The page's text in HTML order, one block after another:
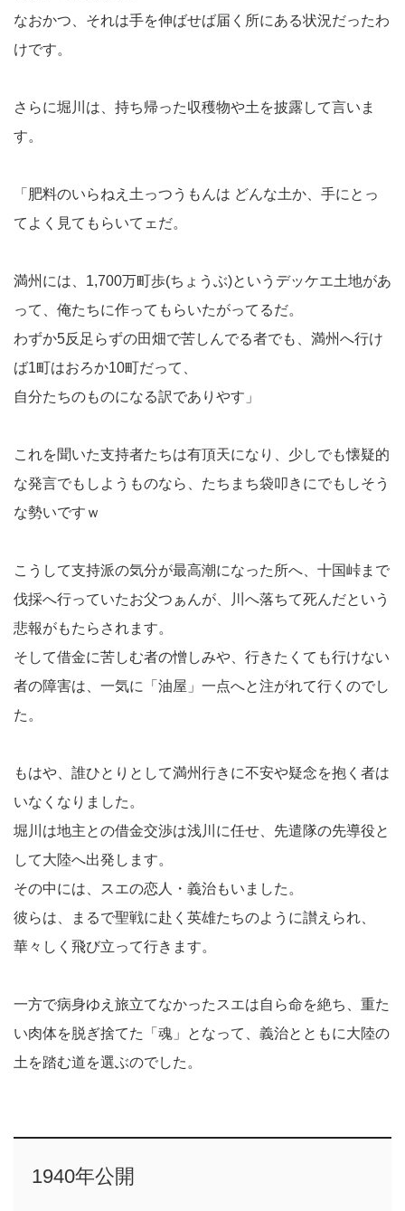
なおかつ、それは手を伸ばせば届く所にある状況だったわ
けです。
さらに堀川は、持ち帰った収穫物や土を披露して言いま
す。
「肥料のいらねえ土っつうもんは どんな土か、手にとっ
てよく見てもらいてェだ。
満州には、1,700万町歩(ちょうぶ)というデッケエ土地があ
って、俺たちに作ってもらいたがってるだ。
わずか5反足らずの田畑で苦しんでる者でも、満州へ行け
ば1町はおろか10町だって、
自分たちのものになる訳でありやす」
これを聞いた支持者たちは有頂天になり、少しでも懐疑的
な発言でもしようものなら、たちまち袋叩きにでもしそう
な勢いですｗ
こうして支持派の気分が最高潮になった所へ、十国峠まで
伐採へ行っていたお父つぁんが、川へ落ちて死んだという
悲報がもたらされます。
そして借金に苦しむ者の憎しみや、行きたくても行けない
者の障害は、一気に「油屋」一点へと注がれて行くのでし
た。
もはや、誰ひとりとして満州行きに不安や疑念を抱く者は
いなくなりました。
堀川は地主との借金交渉は浅川に任せ、先遣隊の先導役と
して大陸へ出発します。
その中には、スエの恋人・義治もいました。
彼らは、まるで聖戦に赴く英雄たちのように讃えられ、
華々しく飛び立って行きます。
一方で病身ゆえ旅立てなかったスエは自ら命を絶ち、重た
い肉体を脱ぎ捨てた「魂」となって、義治とともに大陸の
土を踏む道を選ぶのでした。
1940年公開